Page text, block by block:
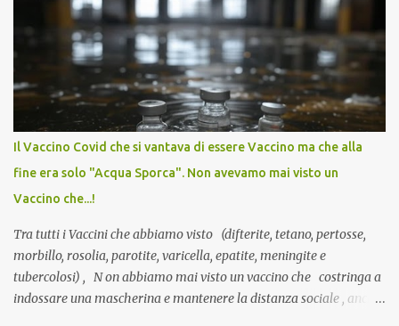
pandemia. Un interrogativo che dovrebbe scuotere chiunque abbia
ancora il coraggio di pensare con la propria testa. Per il vaccino
anti-Covid, un pro-farmaco, con autorizzazione condizionata,
sviluppato in tempi record, con tecnologie mai utilizzate prima su
larga scala, ancora oggetto di studio e di discussione
internazionale serve solo una firma. La tua. Lo si somministra
anche a persone sane, giovani, senza fattori di rischio, spesso già
serve una prescrizione. Non c’è diagnosi. Non c’è presa in carico.
L’unico atto richiesto è una fi...
Il Vaccino Covid che si vantava di essere Vaccino ma che alla
fine era solo "Acqua Sporca". Non avevamo mai visto un
Vaccino che...!
Tra tutti i Vaccini che abbiamo visto (difterite, tetano, pertosse,
morbillo, rosolia, parotite, varicella, epatite, meningite e
tubercolosi) , N on abbiamo mai visto un vaccino che costringa a
indossare una mascherina e mantenere la distanza sociale , anche